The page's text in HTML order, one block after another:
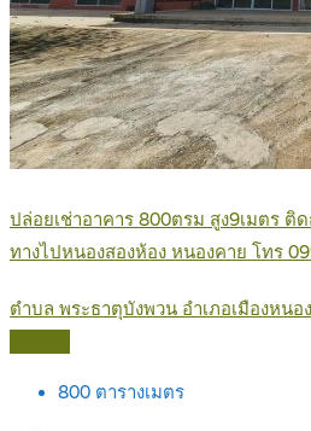
ปล่อยเช่าอาคาร 800ตรม สูง9เมตร
ทางไปหนองสองห้อง หนองคาย โทร
ตำบล พระธาตุบังพวน อำเภอเมืองหน
800 ตารางเมตร